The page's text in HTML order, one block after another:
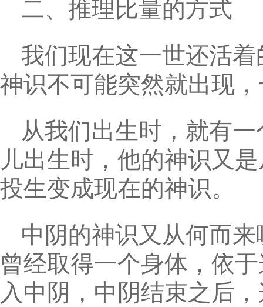
二、推理比量的方式
我们现在这一世还活
神识不可能突然就出现
从我们出生时，就有
儿出生时，他的神识又
投生变成现在的神识。
中阴的神识又从何而
曾经取得一个身体，依
入中阴，中阴结束之后